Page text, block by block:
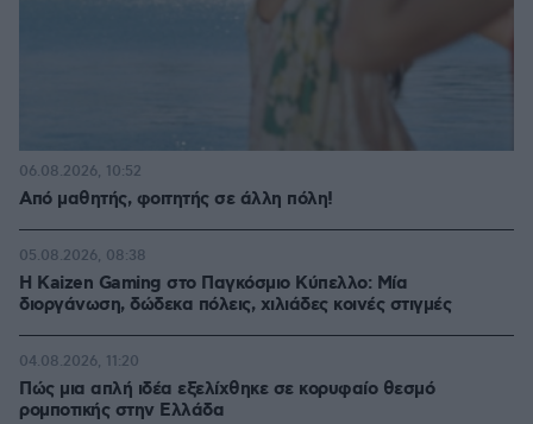
Από μαθητής, φοιτητής σε άλλη πόλη!
06.08.2026, 10:52
H Kaizen Gaming στο Παγκόσμιο Kύπελλο: Μία
διοργάνωση, δώδεκα πόλεις, χιλιάδες κοινές στιγμές
05.08.2026, 08:38
Πώς μια απλή ιδέα εξελίχθηκε σε κορυφαίο θεσμό
ρομποτικής στην Ελλάδα
04.08.2026, 11:20